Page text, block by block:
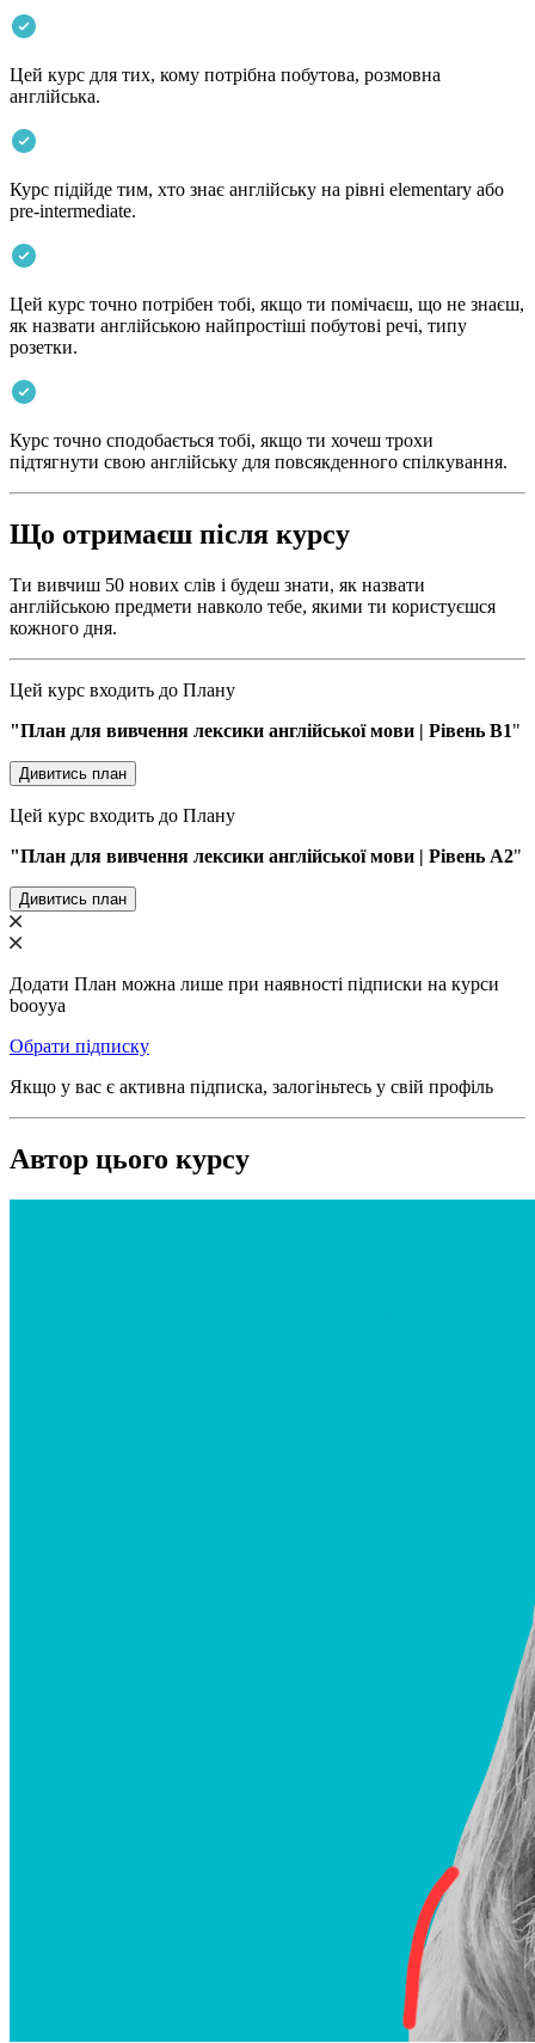
Цей курс для тих, кому потрібна побутова, розмовна
англійська.
Курс підійде тим, хто знає англійську на рівні elementary або
pre-intermediate.
Цей курс точно потрібен тобі, якщо ти помічаєш, що не знаєш,
як назвати англійською найпростіші побутові речі, типу
розетки.
Курс точно сподобається тобі, якщо ти хочеш трохи
підтягнути свою англійську для повсякденного спілкування.
Що отримаєш після курсу
Ти вивчиш 50 нових слів і будеш знати, як назвати
англійською предмети навколо тебе, якими ти користуєшся
кожного дня.
Цей курс входить до Плану
"План для вивчення лексики англійської мови | Рівень В1"
Дивитись план
Цей курс входить до Плану
"План для вивчення лексики англійської мови | Рівень A2"
Дивитись план
Додати План можна лише при наявності підписки на курси
booyya
Обрати підписку
Якщо у вас є активна підписка, залогіньтесь у свій профіль
Автор цього курсу